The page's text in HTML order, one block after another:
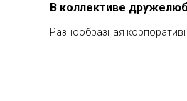
В коллективе
Разнообразная